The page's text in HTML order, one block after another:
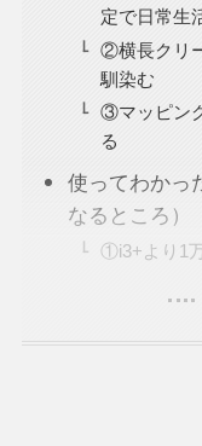
定で日常生
②横長クリ
馴染む
③マッピン
る
使ってわかっ
なるところ）
①i3+より1